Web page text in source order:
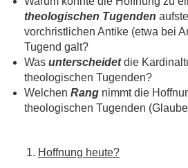
theologischen Tugenden
vorchristlichen Antike (etwa bei
Tugend galt?
Was unterscheidetdie
theologischen Tugenden?
Welchen Rang nimmt die
theologischen Tugenden
Hoffnung heute?